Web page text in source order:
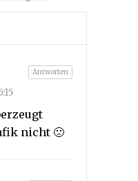
nicht 🙁
Antworten